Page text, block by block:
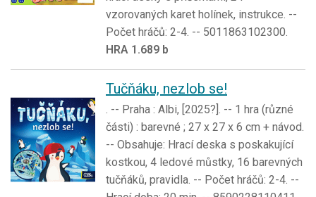
vzorovaných karet holínek, instrukce. --
Počet hráčů: 2-4. -- 5011863102300.
HRA 1.689 b
Tučňáku, nezlob se!
. -- Praha : Albi, [2025?]. -- 1 hra (různé
části) : barevné ; 27 x 27 x 6 cm + návod.
-- Obsahuje: Hrací deska s poskakující
kostkou, 4 ledové můstky, 16 barevných
tučňáků, pravidla. -- Počet hráčů: 2-4. --